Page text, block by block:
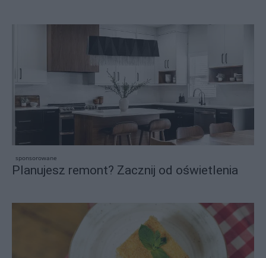
sponsorowane
Planujesz remont? Zacznij od oświetlenia